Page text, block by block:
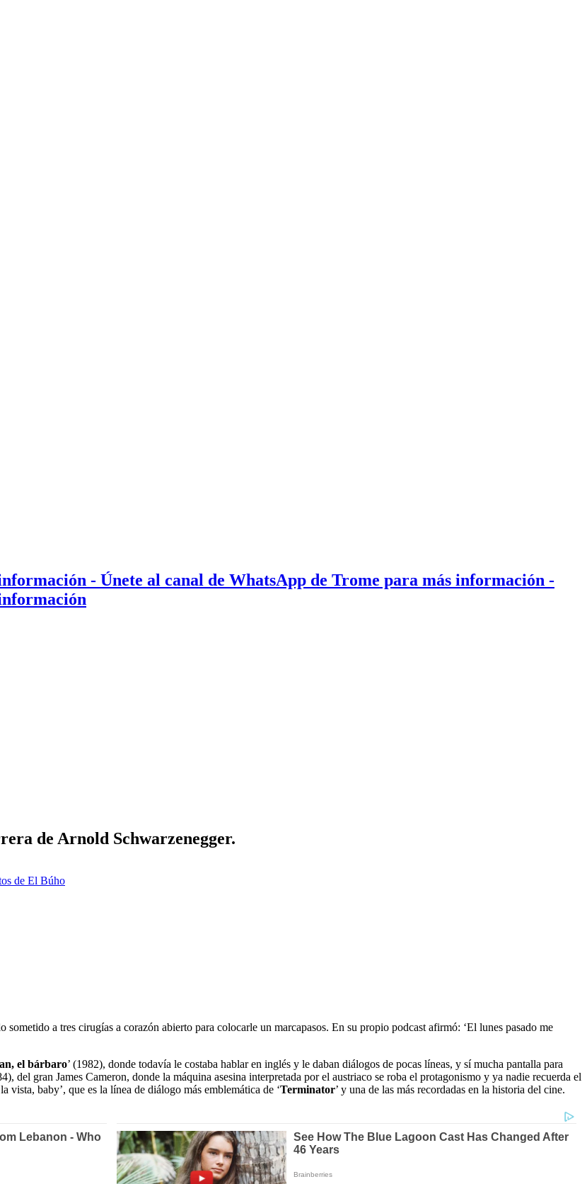
- Únete al canal de WhatsApp de Trome para más información -
de Arnold Schwarzenegger.
de El Búho
sometido a tres cirugías a corazón abierto para colocarle un marcapasos. En su propio podcast afirmó: ‘El lunes pasado me
el bárbaro’ (1982), donde todavía le costaba hablar en inglés y le daban diálogos de pocas líneas, y sí mucha pantalla para
del gran James Cameron, donde la máquina asesina interpretada por el austriaco se roba el protagonismo y ya nadie recuerda el
baby’, que es la línea de diálogo más emblemática de ‘Terminator’ y una de las más recordadas en la historia del cine.